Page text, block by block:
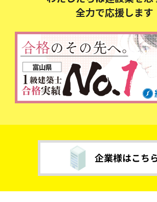
全力で応援します